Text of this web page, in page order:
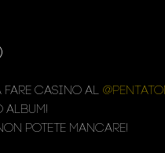
fare casino al
album!
potete mancare!